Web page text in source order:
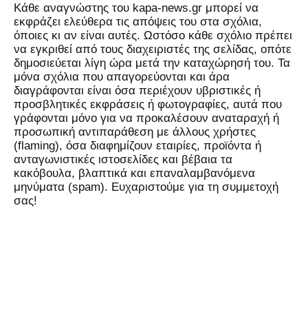
Kάθε αναγνώστης του kapa-news.gr μπορεί να
εκφράζει ελεύθερα τις απόψεις του στα σχόλια,
όποιες κι αν είναι αυτές. Ωστόσο κάθε σχόλιο πρέπει
να εγκριθεί από τους διαχειριστές της σελίδας, οπότε
δημοσιεύεται λίγη ώρα μετά την καταχώρησή του. Τα
μόνα σχόλια που απαγορεύονται και άρα
διαγράφονται είναι όσα περιέχουν υβριστικές ή
προσβλητικές εκφράσεις ή φωτογραφίες, αυτά που
γράφονται μόνο για να προκαλέσουν αναταραχή ή
προσωπική αντιπαράθεση με άλλους χρήστες
(flaming), όσα διαφημίζουν εταιρίες, προϊόντα ή
ανταγωνιστικές ιστοσελίδες και βέβαια τα
κακόβουλα, βλαπτικά και επαναλαμβανόμενα
μηνύματα (spam). Ευχαριστούμε για τη συμμετοχή
σας!